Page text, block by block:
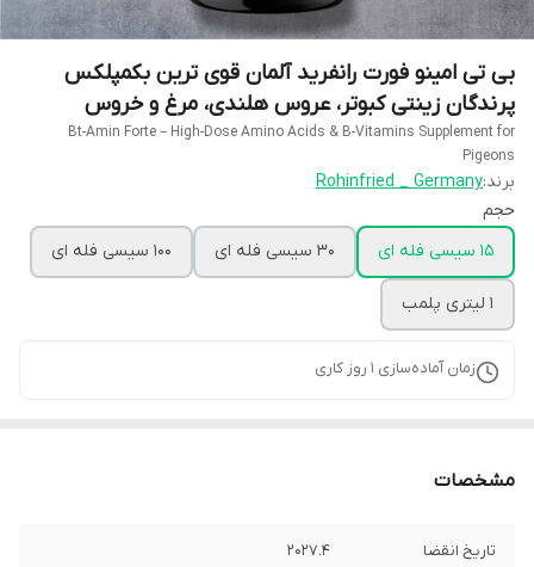
بی تی امینو فورت رانفرید آلمان قوی ترین بکمپلکس
پرندگان زینتی کبوتر، عروس هلندی، مرغ و خروس
Bt-Amin Forte – High-Dose Amino Acids & B-Vitamins Supplement for
Pigeons
برند:Rohinfried _ Germany
حجم
15 سیسی فله ای
30 سیسی فله ای 100 سیسی فله ای
1 لیتری پلمب
زمان آماده‌سازی 1 روز کاری
مشخصات
تاریخ انقضا 2027.4